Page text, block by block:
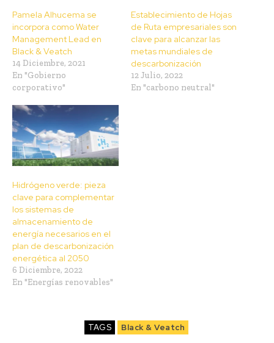
Pamela Alhucema se
incorpora como Water
Management Lead en
Black & Veatch
14 Diciembre, 2021
En "Gobierno
corporativo"
Establecimiento de Hojas
de Ruta empresariales son
clave para alcanzar las
metas mundiales de
descarbonización
12 Julio, 2022
En "carbono neutral"
Hidrógeno verde: pieza
clave para complementar
los sistemas de
almacenamiento de
energía necesarios en el
plan de descarbonización
energética al 2050
6 Diciembre, 2022
En "Energías renovables"
TAGS Black & Veatch